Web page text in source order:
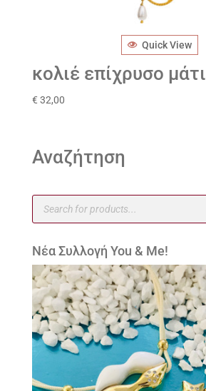
Quick View
κολιέ επίχρυσο μάτι
€ 32,00
Αναζήτηση
Products
search
Νέα Συλλογή You & Me!